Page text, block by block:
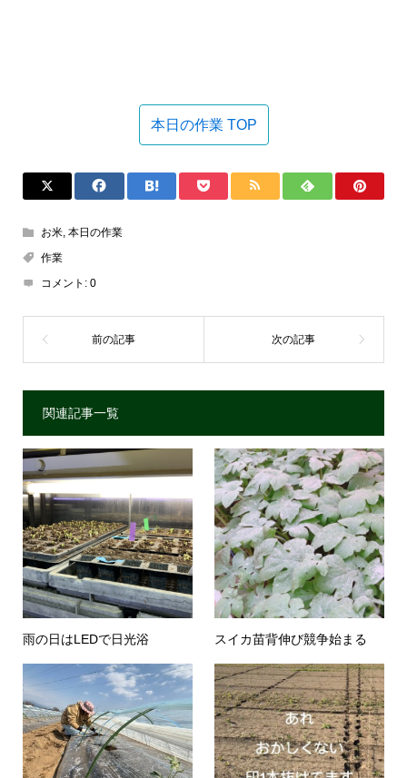
本日の作業 TOP
お米, 本日の作業
作業
コメント: 0
関連記事一覧
雨の日はLEDで日光浴 スイカ苗背伸び競争始まる